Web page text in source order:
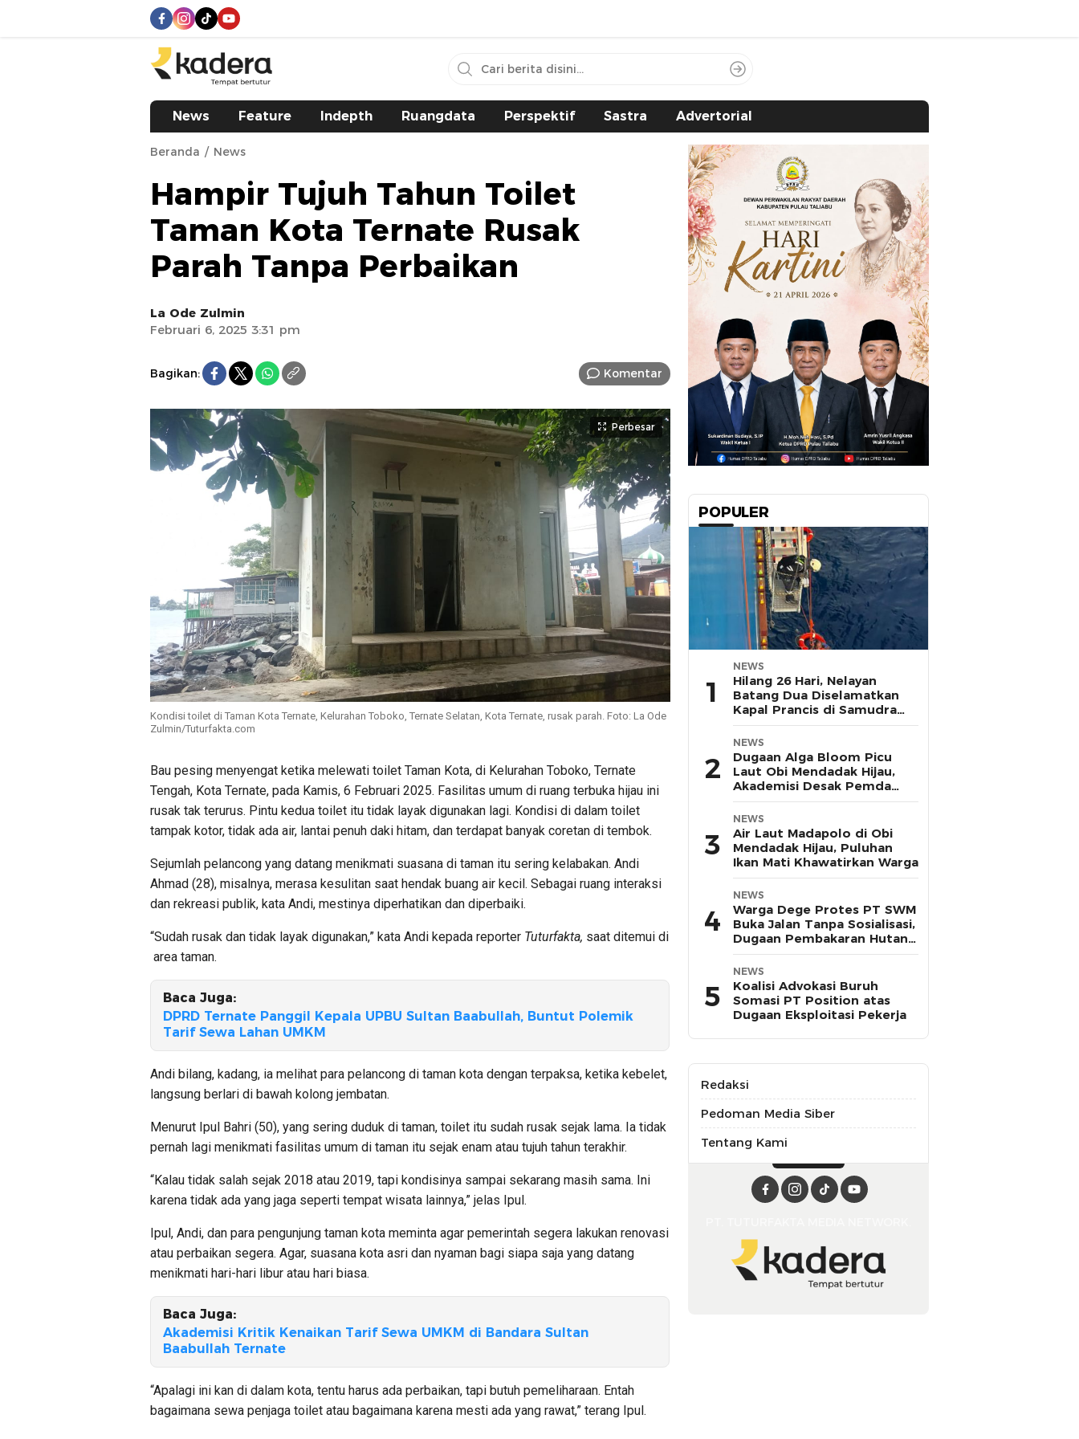
kadera.id
Tempat bertutur
News Feature Indepth Ruangdata Perspektif Sastra Advertorial
Beranda News
Hampir Tujuh Tahun Toilet
Taman Kota Ternate Rusak
Parah Tanpa Perbaikan
La Ode Zulmin
Februari 6, 2025 3:31 pm
Bagikan: Komentar
Perbesar
Kondisi toilet di Taman Kota Ternate, Kelurahan Toboko, Ternate Selatan, Kota Ternate, rusak parah. Foto: La Ode
Zulmin/Tuturfakta.com
Bau pesing menyengat ketika melewati toilet Taman Kota, di Kelurahan Toboko, Ternate
Tengah, Kota Ternate, pada Kamis, 6 Februari 2025. Fasilitas umum di ruang terbuka hijau ini
rusak tak terurus. Pintu kedua toilet itu tidak layak digunakan lagi. Kondisi di dalam toilet
tampak kotor, tidak ada air, lantai penuh daki hitam, dan terdapat banyak coretan di tembok.
Sejumlah pelancong yang datang menikmati suasana di taman itu sering kelabakan. Andi
Ahmad (28), misalnya, merasa kesulitan saat hendak buang air kecil. Sebagai ruang interaksi
dan rekreasi publik, kata Andi, mestinya diperhatikan dan diperbaiki.
“Sudah rusak dan tidak layak digunakan,” kata Andi kepada reporter Tuturfakta, saat ditemui di
area taman.
Baca Juga:
DPRD Ternate Panggil Kepala UPBU Sultan Baabullah, Buntut Polemik
Tarif Sewa Lahan UMKM
Andi bilang, kadang, ia melihat para pelancong di taman kota dengan terpaksa, ketika kebelet,
langsung berlari di bawah kolong jembatan.
Menurut Ipul Bahri (50), yang sering duduk di taman, toilet itu sudah rusak sejak lama. Ia tidak
pernah lagi menikmati fasilitas umum di taman itu sejak enam atau tujuh tahun terakhir.
“Kalau tidak salah sejak 2018 atau 2019, tapi kondisinya sampai sekarang masih sama. Ini
karena tidak ada yang jaga seperti tempat wisata lainnya,” jelas Ipul.
Ipul, Andi, dan para pengunjung taman kota meminta agar pemerintah segera lakukan renovasi
atau perbaikan segera. Agar, suasana kota asri dan nyaman bagi siapa saja yang datang
menikmati hari-hari libur atau hari biasa.
Baca Juga:
Akademisi Kritik Kenaikan Tarif Sewa UMKM di Bandara Sultan
Baabullah Ternate
“Apalagi ini kan di dalam kota, tentu harus ada perbaikan, tapi butuh pemeliharaan. Entah
bagaimana sewa penjaga toilet atau bagaimana karena mesti ada yang rawat,” terang Ipul.
POPULER
1
NEWS
Hilang 26 Hari, Nelayan
Batang Dua Diselamatkan
Kapal Prancis di Samudra
Pasifik
2
NEWS
Dugaan Alga Bloom Picu
Laut Obi Mendadak Hijau,
Akademisi Desak Pemda
Halsel Uji Sampel
3
NEWS
Air Laut Madapolo di Obi
Mendadak Hijau, Puluhan
Ikan Mati Khawatirkan Warga
4
NEWS
Warga Dege Protes PT SWM
Buka Jalan Tanpa Sosialisasi,
Dugaan Pembakaran Hutan
Disorot
5
NEWS
Koalisi Advokasi Buruh
Somasi PT Position atas
Dugaan Eksploitasi Pekerja
Redaksi
Pedoman Media Siber
Tentang Kami